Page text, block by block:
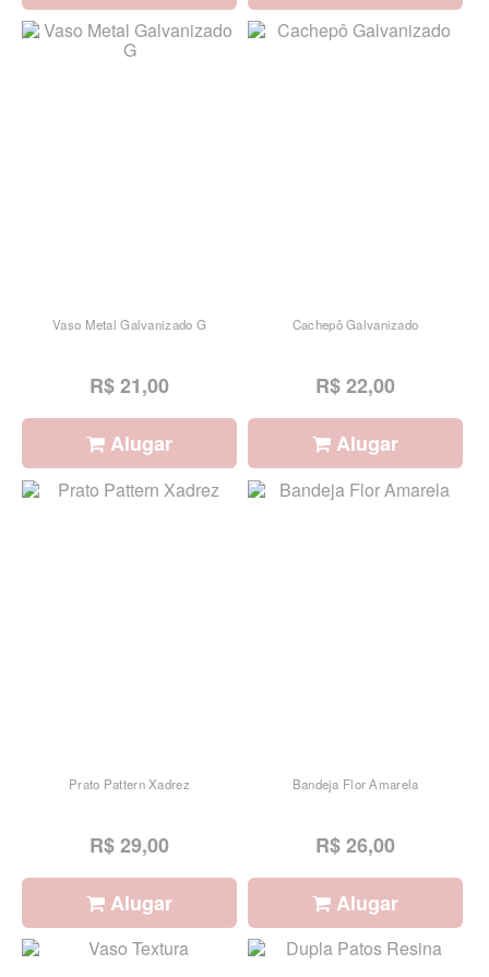
Vaso Metal Galvanizado G
R$ 21,00
Alugar
Cachepô Galvanizado
R$ 22,00
Alugar
Prato Pattern Xadrez
R$ 29,00
Alugar
Bandeja Flor Amarela
R$ 26,00
Alugar